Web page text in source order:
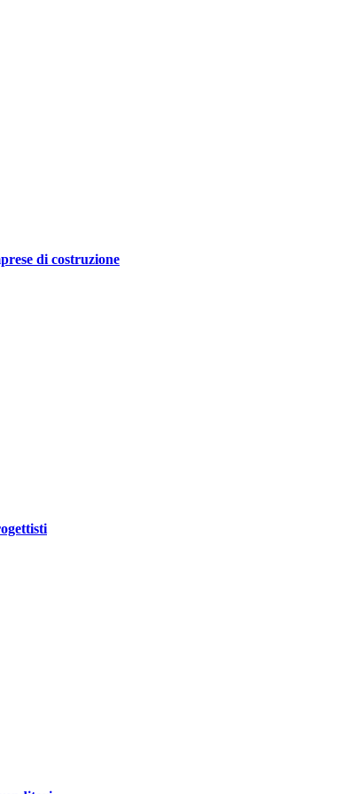
di costruzione